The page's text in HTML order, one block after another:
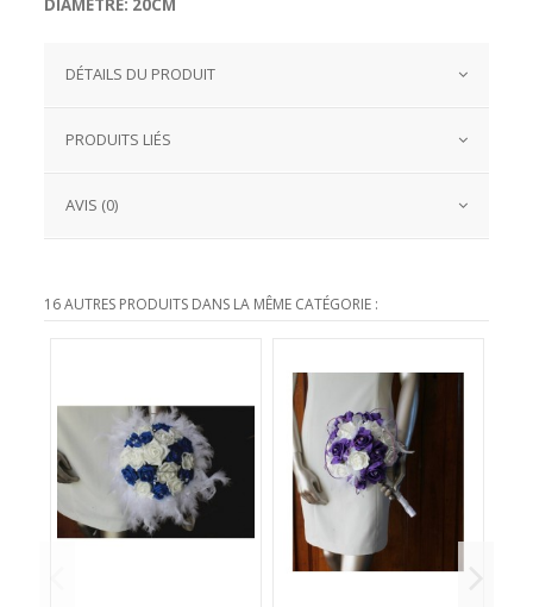
DIAMÈTRE: 20CM
DÉTAILS DU PRODUIT
PRODUITS LIÉS
AVIS (0)
16 AUTRES PRODUITS DANS LA MÊME CATÉGORIE :